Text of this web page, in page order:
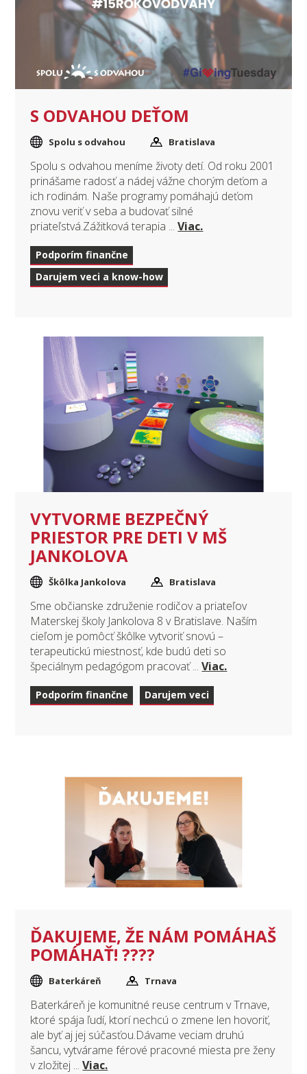
S ODVAHOU DEŤOM
Spolu s odvahou Bratislava
Spolu s odvahou meníme životy detí. Od roku 2001
prinášame radosť a nádej vážne chorým deťom a
ich rodinám. Naše programy pomáhajú deťom
znovu veriť v seba a budovať silné
priateľstvá.Zážitková terapia ...Viac.
Podporím finančne
Darujem veci a know-how
VYTVORME BEZPEČNÝ
PRIESTOR PRE DETI V MŠ
JANKOLOVA
Škôlka Jankolova Bratislava
Sme občianske združenie rodičov a priateľov
Materskej školy Jankolova 8 v Bratislave. Naším
cieľom je pomôcť škôlke vytvoriť snovú –
terapeutickú miestnosť, kde budú deti so
špeciálnym pedagógom pracovať ...Viac.
Podporím finančne Darujem veci
ĎAKUJEME, ŽE NÁM POMÁHAŠ
POMÁHAŤ! ????
Baterkáreň Trnava
Baterkáreň je komunitné reuse centrum v Trnave,
ktoré spája ľudí, ktorí nechcú o zmene len hovoriť,
ale byť aj jej súčasťou.Dávame veciam druhú
šancu, vytvárame férové pracovné miesta pre ženy
v zložitej ...Viac.